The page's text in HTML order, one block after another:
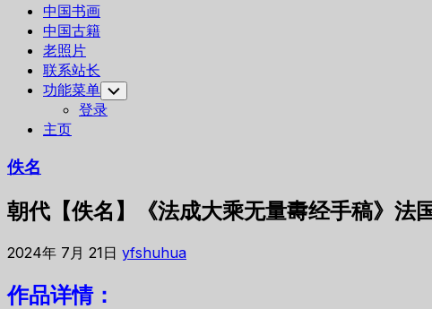
中国书画
中国古籍
老照片
联系站长
功能菜单 Toggle
Child
Menu
登录
主页
佚名
朝代【佚名】《法成大乘无量夀经手稿》法
2024年 7月 21日 yfshuhua
作品详情：